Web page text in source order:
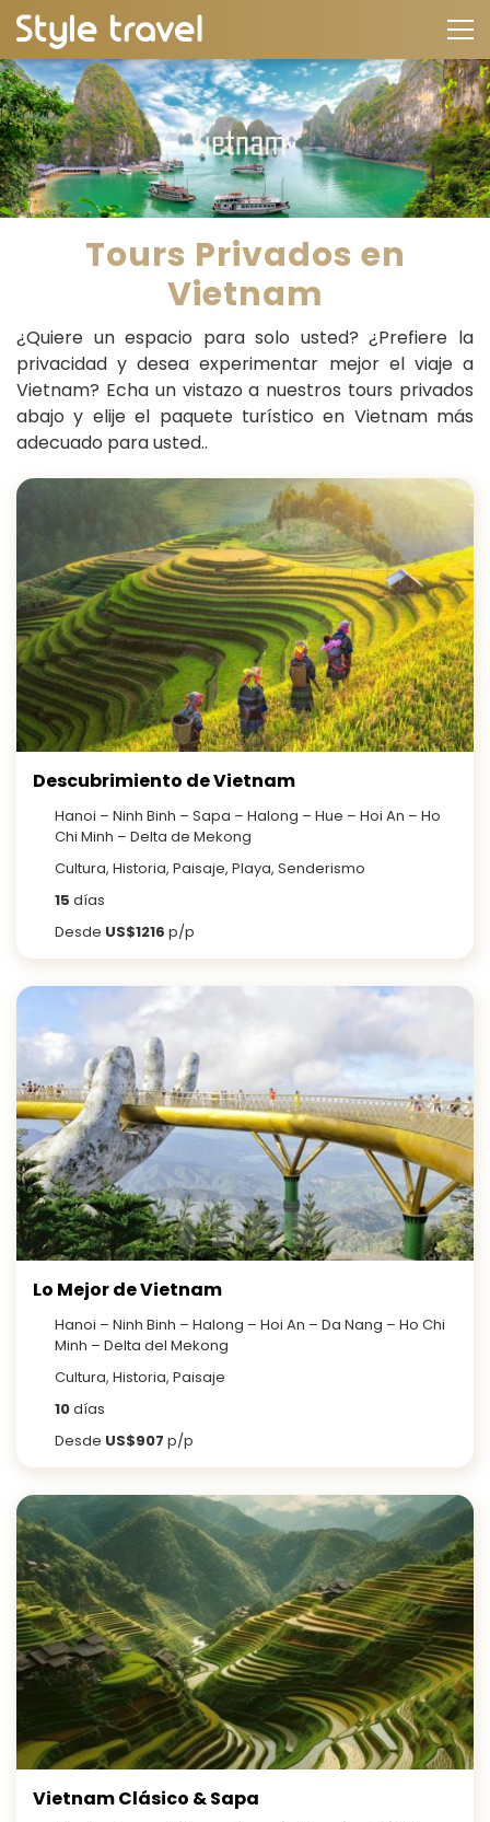
Tours Privados en
Vietnam
¿Quiere un espacio para solo usted? ¿Prefiere la
privacidad y desea experimentar mejor el viaje a
Vietnam? Echa un vistazo a nuestros tours privados
abajo y elije el paquete turístico en Vietnam más
adecuado para usted..
Descubrimiento de Vietnam
Hanoi – Ninh Binh – Sapa – Halong – Hue – Hoi An – Ho
Chi Minh – Delta de Mekong
Cultura, Historia, Paisaje, Playa, Senderismo
15 días
Desde US$1216 p/p
Lo Mejor de Vietnam
Hanoi – Ninh Binh – Halong – Hoi An – Da Nang – Ho Chi
Minh – Delta del Mekong
Cultura, Historia, Paisaje
10días
Desde US$907 p/p
Vietnam Clásico & Sapa